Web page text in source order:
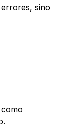
sino